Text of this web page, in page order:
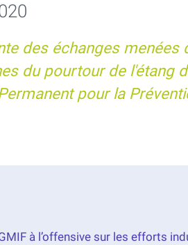
des échanges
du pourtour de l'étang
pour la
à l’offensive sur les efforts